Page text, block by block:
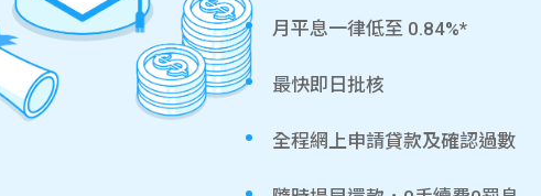
月平息一律低至 0.84%*
最快即日批核
全程網上申請貸款及確認過數